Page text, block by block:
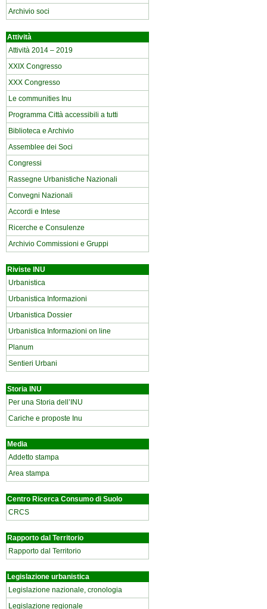
Archivio soci
Attività
Attività 2014 – 2019
XXIX Congresso
XXX Congresso
Le communities Inu
Programma Città accessibili a tutti
Biblioteca e Archivio
Assemblee dei Soci
Congressi
Rassegne Urbanistiche Nazionali
Convegni Nazionali
Accordi e Intese
Ricerche e Consulenze
Archivio Commissioni e Gruppi
Riviste INU
Urbanistica
Urbanistica Informazioni
Urbanistica Dossier
Urbanistica Informazioni on line
Planum
Sentieri Urbani
Storia INU
Per una Storia dell’INU
Cariche e proposte Inu
Media
Addetto stampa
Area stampa
Centro Ricerca Consumo di Suolo
CRCS
Rapporto dal Territorio
Rapporto dal Territorio
Legislazione urbanistica
Legislazione nazionale, cronologia
Legislazione regionale